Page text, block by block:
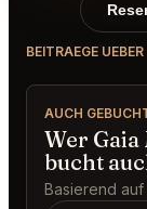
BEITRAEGE
AUCH
Wer
bucht
Basierend